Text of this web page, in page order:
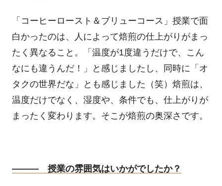
「コーヒーロースト＆ブリューコース」授業で面
白かったのは、人によって焙煎の仕上がりがまっ
たく異なること。「温度が1度違うだけで、こん
なにも違うんだ！」と感じましたし、同時に「オ
タクの世界だな」とも感じました（笑）焙煎は、
温度だけでなく、湿度や、条件でも、仕上がりが
まったく変わります。そこが焙煎の奥深さです。
――― 授業の雰囲気はいかがでしたか？